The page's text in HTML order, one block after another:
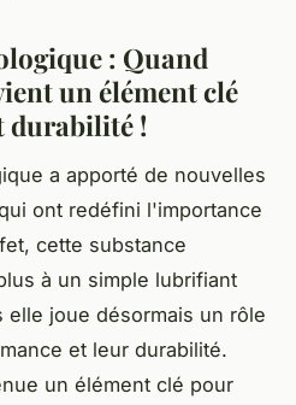
: Quand
un élément clé
durabilité !
a apporté de nouvelles
ont redéfini l'importance
cette substance
à un simple lubrifiant
elle joue désormais un rôle
et leur durabilité.
un élément clé pour